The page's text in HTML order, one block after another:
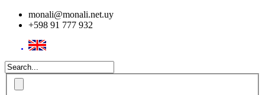
monali@monali.net.uy
+598 91 777 932